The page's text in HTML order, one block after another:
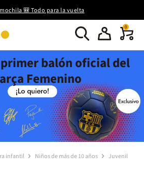
🎒 Todo para la vuelta
0
balón oficial del
Femenino
infantil Niños de más de 10 años Juvenil